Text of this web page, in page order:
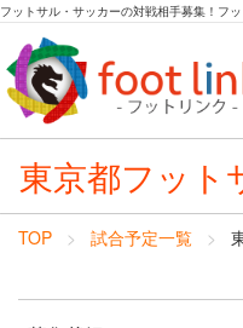
フットサル・サッカーの対戦相手募集！フ
東京都フット
TOP 試合予定一覧